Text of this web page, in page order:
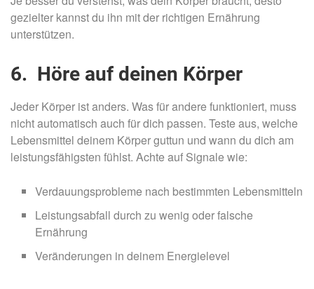
gezielter kannst du ihn mit der richtigen Ernährung
unterstützen.
6. Höre auf deinen Körper
Jeder Körper ist anders. Was für andere funktioniert, muss
nicht automatisch auch für dich passen. Teste aus, welche
Lebensmittel deinem Körper guttun und wann du dich am
leistungsfähigsten fühlst. Achte auf Signale wie:
Verdauungsprobleme nach bestimmten Lebensmitteln
Leistungsabfall durch zu wenig oder falsche
Ernährung
Veränderungen in deinem Energielevel